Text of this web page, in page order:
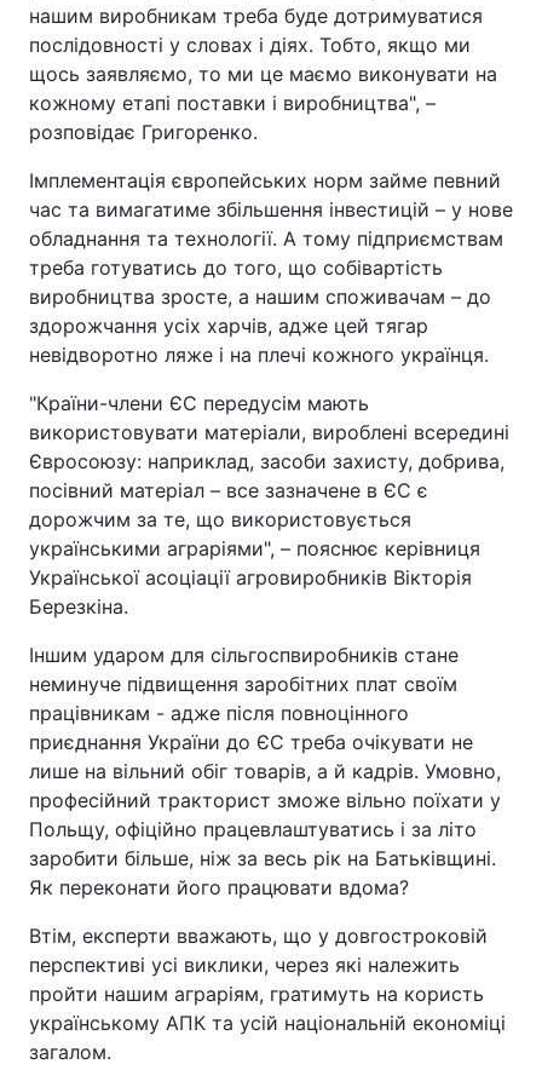
нашим виробникам треба буде дотримуватися
послідовності у словах і діях. Тобто, якщо ми
щось заявляємо, то ми це маємо виконувати на
кожному етапі поставки і виробництва", –
розповідає Григоренко.
Імплементація європейських норм займе певний
час та вимагатиме збільшення інвестицій – у нове
обладнання та технології. А тому підприємствам
треба готуватись до того, що собівартість
виробництва зросте, а нашим споживачам – до
здорожчання усіх харчів, адже цей тягар
невідворотно ляже і на плечі кожного українця.
"Країни-члени ЄС передусім мають
використовувати матеріали, вироблені всередині
Євросоюзу: наприклад, засоби захисту, добрива,
посівний матеріал – все зазначене в ЄС є
дорожчим за те, що використовується
українськими аграріями", – пояснює керівниця
Української асоціації агровиробників Вікторія
Березкіна.
Іншим ударом для сільгоспвиробників стане
неминуче підвищення заробітних плат своїм
працівникам - адже після повноцінного
приєднання України до ЄС треба очікувати не
лише на вільний обіг товарів, а й кадрів. Умовно,
професійний тракторист зможе вільно поїхати у
Польщу, офіційно працевлаштуватись і за літо
заробити більше, ніж за весь рік на Батьківщині.
Як переконати його працювати вдома?
Втім, експерти вважають, що у довгостроковій
перспективі усі виклики, через які належить
пройти нашим аграріям, гратимуть на користь
українському АПК та усій національній економіці
загалом.